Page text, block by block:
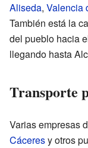
Aliseda, Valencia
También está la
del pueblo hacia
llegando hasta
Transporte
Varias empresas
Cáceresy otros